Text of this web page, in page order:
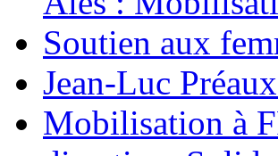
Soutien aux
Jean-Luc
Mobilisation à